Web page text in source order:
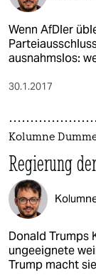
Wenn AfDler
ausnahmslos:
30.1.2017
Kolumne
Regierung
Donald Trumps
ungeeignete
Trump macht